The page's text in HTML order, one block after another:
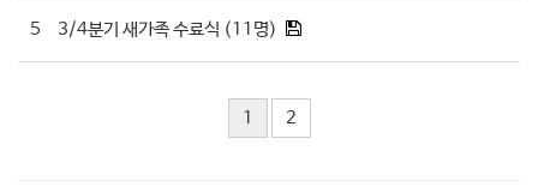
5 3/4분기 새가족 수료식 (11명)
1 2